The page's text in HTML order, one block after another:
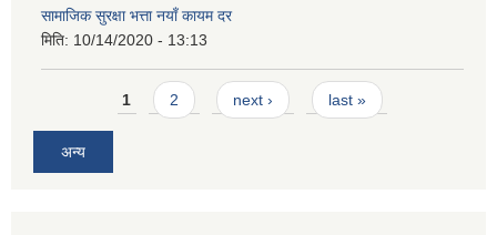
सामाजिक सुरक्षा भत्ता नयाँ कायम दर
मिति: 10/14/2020 - 13:13
Pages1 2 next › last »
अन्य